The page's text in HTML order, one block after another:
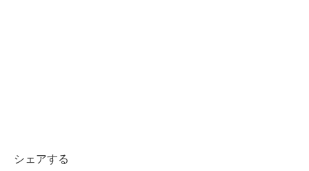
シェアする